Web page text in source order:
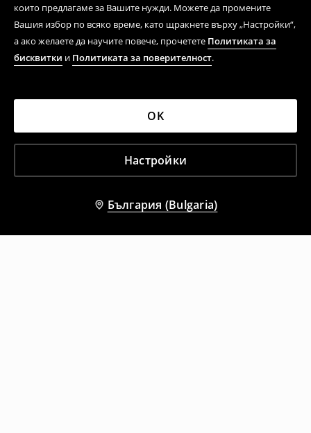
които предлагаме за Вашите нужди. Можете да промените
Вашия избор по всяко време, като щракнете върху „Настройки“,
а ако желаете да научите повече, прочетете Политиката за
бисквитки и Политиката за поверителност.
Настройки
OK
България (Bulgaria)